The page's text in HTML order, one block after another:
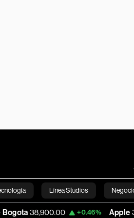
Línea Studios
English+0.46% Apple 312.53